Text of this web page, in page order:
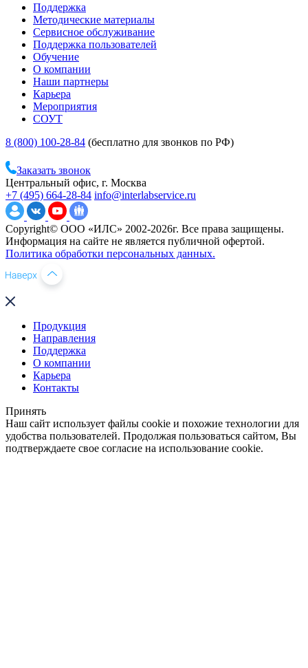
Поддержка
Методические материалы
Сервисное обслуживание
Поддержка пользователей
Обучение
О компании
Наши партнеры
Карьера
Мероприятия
СОУТ
8 (800) 100-28-84 (бесплатно для звонков по РФ)
Заказать звонок
Центральный офис, г. Москва
+7 (495) 664-28-84 info@interlabservice.ru
Copyright© ООО «ИЛС» 2002-2026г. Все права защищены.
Информация на сайте не является публичной офертой.
Политика обработки персональных данных.
Продукция
Направления
Поддержка
О компании
Карьера
Контакты
Принять
Наш сайт использует файлы cookie и похожие технологии для
удобства пользователей. Продолжая пользоваться сайтом, Вы
подтверждаете свое согласие на использование cookie.